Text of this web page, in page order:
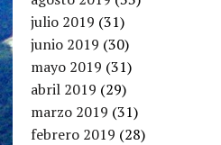
julio 2019 (31)
junio 2019 (30)
mayo 2019 (31)
abril 2019 (29)
marzo 2019 (31)
febrero 2019 (28)